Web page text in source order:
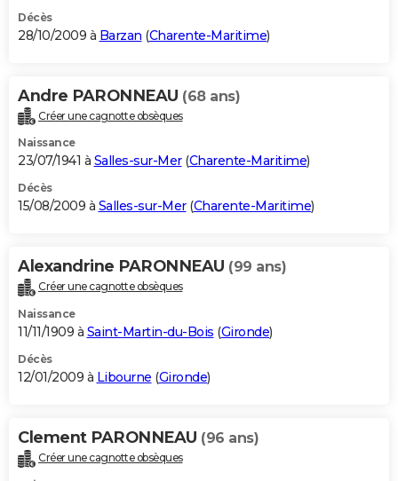
Décès
28/10/2009 à Barzan (Charente-Maritime)
Andre PARONNEAU (68 ans)
Créer une cagnotte obsèques
Naissance
23/07/1941 à Salles-sur-Mer(Charente-Maritime)
Décès
15/08/2009 à Salles-sur-Mer(Charente-Maritime)
Alexandrine PARONNEAU (99 ans)
Créer une cagnotte obsèques
Naissance
11/11/1909 à Saint-Martin-du-Bois (Gironde)
Décès
12/01/2009 à Libourne (Gironde)
Clement PARONNEAU (96 ans)
Créer une cagnotte obsèques